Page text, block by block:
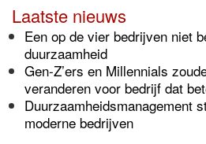
Laatste nieuws
Een op de vier bedrijven niet
duurzaamheid
Gen-Z’ers en Millennials
veranderen voor bedrijf dat
Duurzaamheidsmanagement
moderne bedrijven